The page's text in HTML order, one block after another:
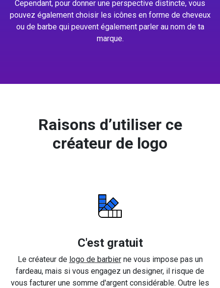
Cependant, pour donner une perspective distincte, vous
pouvez également choisir les icônes en forme de cheveux
ou de barbe qui peuvent également parler au nom de ta
marque.
Raisons d’utiliser ce
créateur de logo
C'est gratuit
Le créateur de logo de barbierne vous impose pas un
fardeau, mais si vous engagez un designer, il risque de
vous facturer une somme d'argent considérable. Outre les